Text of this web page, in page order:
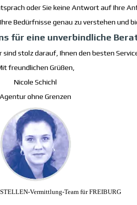
oder Sie keine Antwort auf Ihre
Bedürfnisse genau zu verstehen und
für eine unverbindliche
stolz darauf, Ihnen den besten
freundlichen Grüßen,
Nicole Schichl
Agentur ohne Grenzen
Vermittlung-Team für FREIBURG